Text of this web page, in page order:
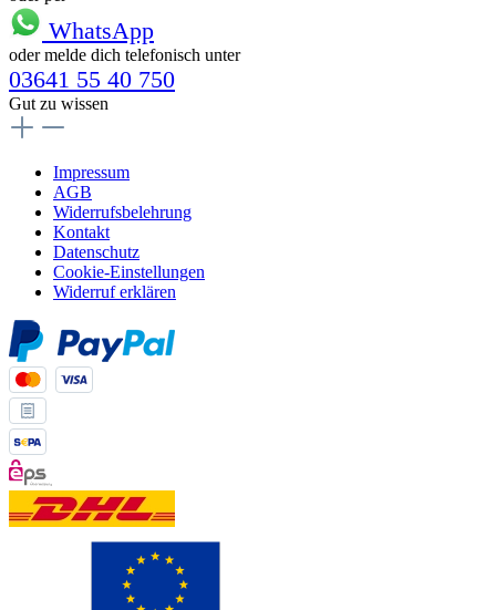
WhatsApp
oder melde dich telefonisch unter
03641 55 40 750
Gut zu wissen
Impressum
AGB
Widerrufsbelehrung
Kontakt
Datenschutz
Cookie-Einstellungen
Widerruf erklären